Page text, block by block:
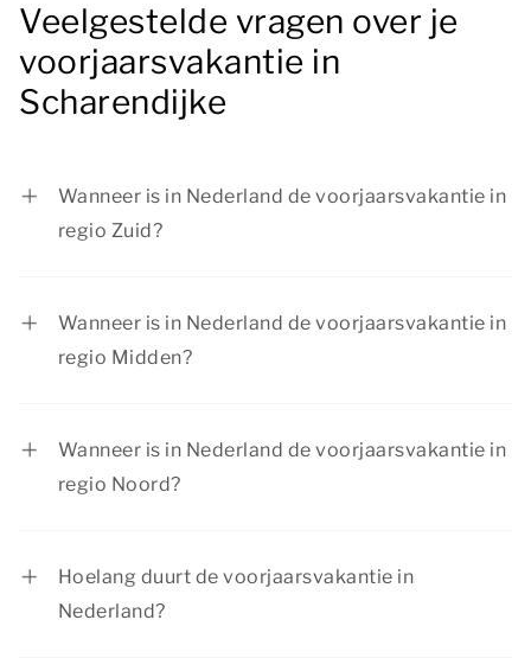
Veelgestelde vragen over je
voorjaarsvakantie in
Scharendijke
Wanneer is in Nederland de voorjaarsvakantie in
regio Zuid?
Wanneer is in Nederland de voorjaarsvakantie in
regio Midden?
Wanneer is in Nederland de voorjaarsvakantie in
regio Noord?
Hoelang duurt de voorjaarsvakantie in
Nederland?